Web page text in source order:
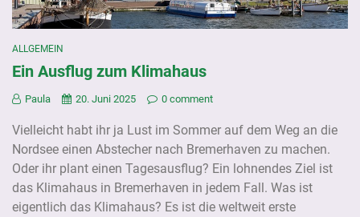
ALLGEMEIN
Ein Ausflug zum Klimahaus
Paula 20. Juni 2025 0 comment
Vielleicht habt ihr ja Lust im Sommer auf dem Weg an die
Nordsee einen Abstecher nach Bremerhaven zu machen.
Oder ihr plant einen Tagesausflug? Ein lohnendes Ziel ist
das Klimahaus in Bremerhaven in jedem Fall. Was ist
eigentlich das Klimahaus? Es ist die weltweit erste